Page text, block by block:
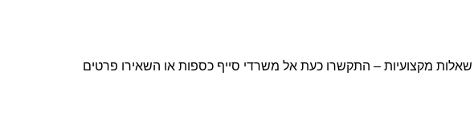
מקצועיות – התקשרו כעת אל משרדי סייף כספות או השאירו פרטים